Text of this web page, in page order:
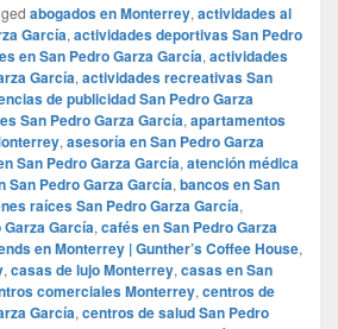
abogados en Monterrey, actividades al
García, actividades deportivas San Pedro
en San Pedro Garza García, actividades
García, actividades recreativas San
de publicidad San Pedro Garza
San Pedro Garza García, apartamentos
, asesoría en San Pedro Garza
San Pedro Garza García, atención médica
San Pedro Garza García, bancos en San
raíces San Pedro Garza García,
García, cafés en San Pedro Garza
en Monterrey | Gunther’s Coffee House,
, casas de lujo Monterrey, casas en San
comerciales Monterrey, centros de
García, centros de salud San Pedro